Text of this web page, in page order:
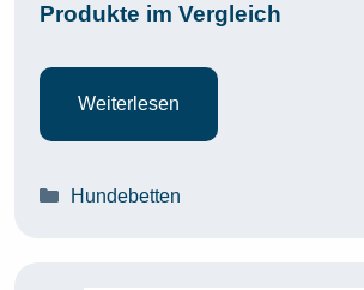
Produkte im Vergleich
Weiterlesen
Kategorien
Hundebetten